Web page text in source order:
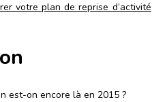
votre plan de reprise d’activité
est-on encore là en 2015 ?